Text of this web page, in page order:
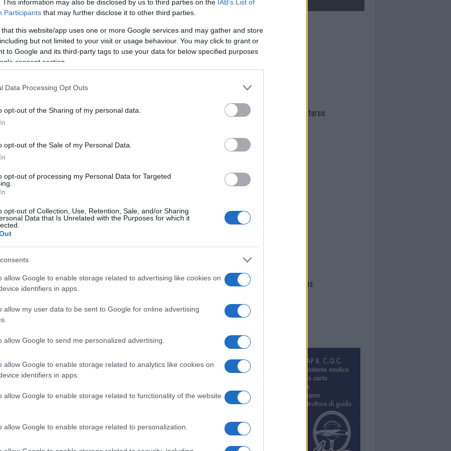
This information may also be disclosed by us to third parties on the IAB’s List of
Participants that may further disclose it to other third parties.
that this website/app uses one or more Google services and may gather and store
but not limited to your visit or usage behaviour. You may click to grant or
to Google and its third-party tags to use your data for below specified purposes
consent section.
Data Processing Opt Outs
opt-out of the Sharing of my personal data.
opt-out of the Sale of my Personal Data.
opt-out of processing my Personal Data for Targeted
opt-out of Collection, Use, Retention, Sale, and/or Sharing
Data that Is Unrelated with the Purposes for which it
allow Google to enable storage related to advertising like cookies on
identifiers in apps.
allow my user data to be sent to Google for online advertising
allow Google to send me personalized advertising.
allow Google to enable storage related to analytics like cookies on
identifiers in apps.
allow Google to enable storage related to functionality of the website
allow Google to enable storage related to personalization.
e a trasferirlo all’esterno dell’abitacolo. Il
di diversi componenti:
valvola di espansione,
di uno solo di questi elementi può
o bloccare del tutto l’impianto.
queste domande:
auto,
AC,
in auto,
i componenti dell’impianto di
auto
alla circolazione di un gas refrigerante
e stato fisico. In modo semplice, il sistema
nell’abitacolo e lo disperde all’esterno del
più fresca e più secca dalle bocchette.
in funzione il compressore. Questo
stato gassoso e lo comprime, aumentando
poi al condensatore, dove cede calore e
attraversa il filtro disidratatore, che
presenti nel circuito.
di espansione. In questo punto la
e, di conseguenza, si abbassa anche
raggiunge l’evaporatore, collocato vicino
attraversa l’evaporatore cede calore e viene
fredda. Dopo questa fase, il refrigerante
durante il funzionamento del
Mario Malu
Paolo Pinna
Martina Agostina Diturco
Giovannimaria Cabras